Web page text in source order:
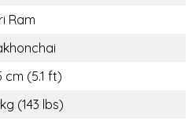
Ram
cm (5.1 ft)
(143 lbs)